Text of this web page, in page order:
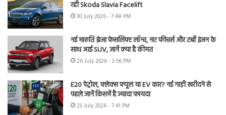
रही Skoda Slavia Facelift
30 July 2026 - 7:48 PM
नई मारुति ब्रेजा फेसलिफ्ट लॉन्च, नए फीचर्स और टर्बो इंजन के
साथ आई SUV, जानें क्या है कीमत
26 July 2026 - 3:56 PM
E20 पेट्रोल, फ्लेक्स फ्यूल या EV कार? नई गाड़ी खरीदने से
पहले जानें किसमें है ज्यादा फायदा
23 July 2026 - 7:41 PM